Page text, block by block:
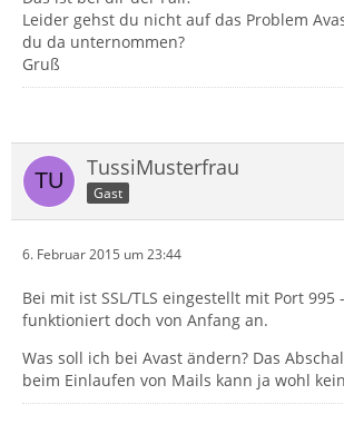
Leider gehst du nicht auf das Problem
du da unternommen?
Gruß
TussiMusterfrau
Gast
6. Februar 2015 um 23:44
Bei mit ist SSL/TLS eingestellt mit Port 995
funktioniert doch von Anfang an.
Was soll ich bei Avast ändern? Das
beim Einlaufen von Mails kann ja wohl